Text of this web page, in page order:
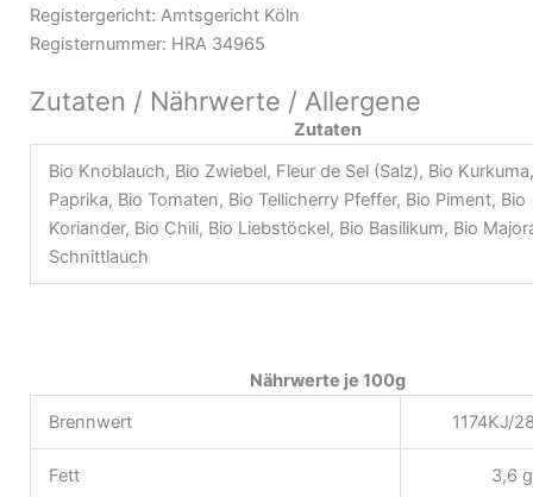
Registergericht: Amtsgericht Köln
Registernummer: HRA 34965
Zutaten / Nährwerte / Allergene
Zutaten
Bio Knoblauch, Bio Zwiebel, Fleur de Sel (Salz), Bio
Paprika, Bio Tomaten, Bio Tellicherry Pfeffer, Bio Piment, Bio
Koriander, Bio Chili, Bio Liebstöckel, Bio Basilikum, Bio
Schnittlauch
Nährwerte je 100g
Brennwert
1174KJ/
Fett 3,6 g